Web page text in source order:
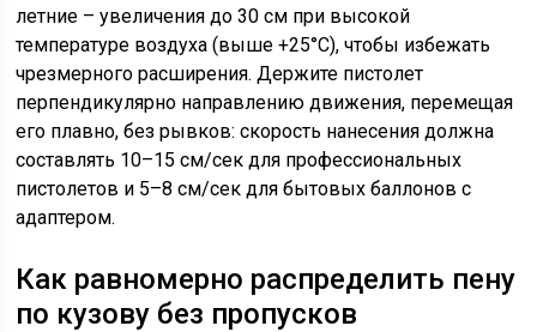
летние – увеличения до 30 см при высокой
температуре воздуха (выше +25°C), чтобы избежать
чрезмерного расширения. Держите пистолет
перпендикулярно направлению движения, перемещая
его плавно, без рывков: скорость нанесения должна
составлять 10–15 см/сек для профессиональных
пистолетов и 5–8 см/сек для бытовых баллонов с
адаптером.
Как равномерно распределить пену
по кузову без пропусков